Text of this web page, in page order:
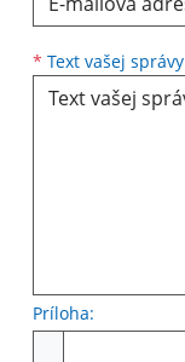
* Text vašej
Príloha: